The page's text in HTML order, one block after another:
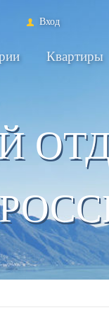
Вход
Квартиры